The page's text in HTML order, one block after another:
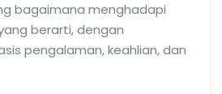
bagaimana menghadapi
berarti, dengan
pengalaman, keahlian, dan